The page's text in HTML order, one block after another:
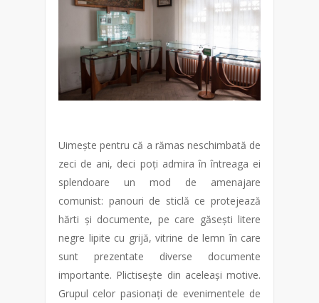
Uimește pentru că a rămas neschimbată de
zeci de ani, deci poți admira în întreaga ei
splendoare un mod de amenajare
comunist: panouri de sticlă ce protejează
hărti și documente, pe care găsești litere
negre lipite cu grijă, vitrine de lemn în care
sunt prezentate diverse documente
importante. Plictisește din aceleași motive.
Grupul celor pasionați de evenimentele de